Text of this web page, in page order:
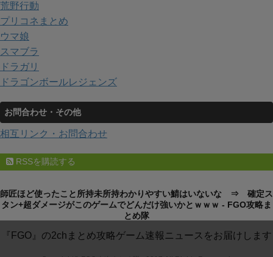
荒野行動
プリコネまとめ
ウマ娘
スマブラ
ドラガリ
ドラゴンボールレジェンズ
お問合わせ・その他
相互リンク・お問合わせ
RSSを購読する
師匠ほど使ったこと所持未所持わかりやすい鯖はいないな ⇒ 確定ス
タン+超ダメージがこのゲームでどんだけ強いかとｗｗｗ - FGO攻略ま
とめ隊
『FGO』の2chまとめ攻略ゲーム速報ニュースをお届けします